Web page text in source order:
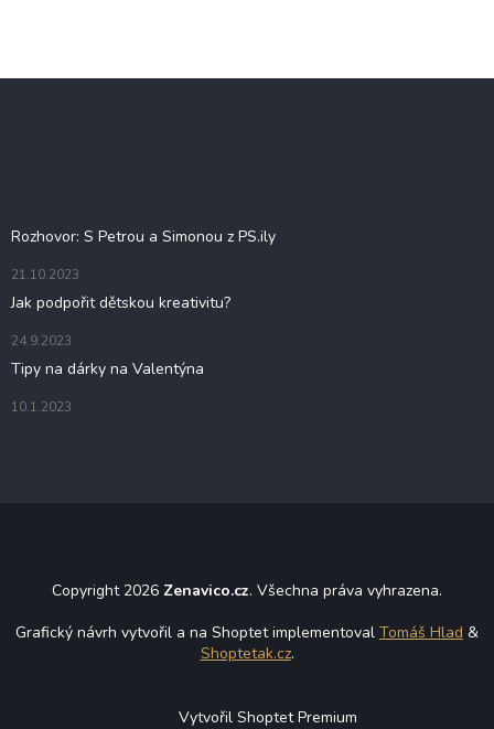
Rozhovor: S Petrou a Simonou z PS.ily
21.10.2023
Jak podpořit dětskou kreativitu?
24.9.2023
Tipy na dárky na Valentýna
10.1.2023
Copyright 2026 Zenavico.cz. Všechna práva vyhrazena.
Grafický návrh vytvořil a na Shoptet implementoval Tomáš Hlad &
Shoptetak.cz.
Vytvořil Shoptet Premium